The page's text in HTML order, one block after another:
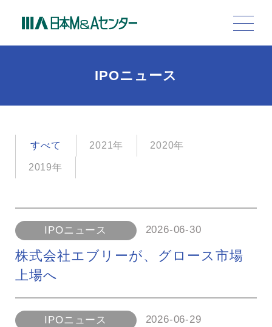
IPOニュース
すべて 2021年 2020年
2019年
IPOニュース 2026-06-30
株式会社エブリーが、グロース市場
上場へ
IPOニュース 2026-06-29